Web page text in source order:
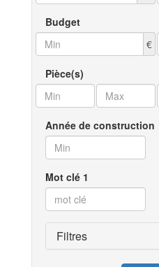
Budget
€
Pièce(s)
Année de construction
Mot clé 1
Filtres